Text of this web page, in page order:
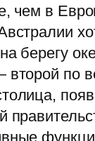
чем в
берегу
по